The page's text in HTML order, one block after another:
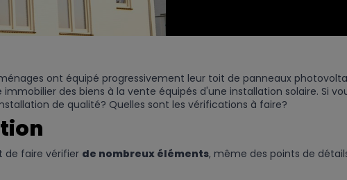
ont équipé progressivement leur toit de panneaux
des biens à la vente équipés d'une installation solaire. Si
de qualité? Quelles sont les vérifications à faire?
de faire vérifier de nombreux éléments, même des points de